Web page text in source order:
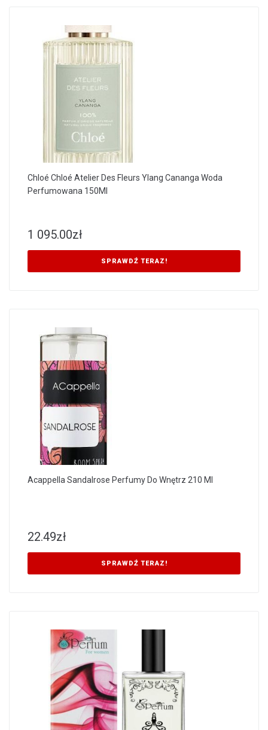
Chloé Chloé Atelier Des Fleurs Ylang Cananga Woda
Perfumowana 150Ml
1 095.00zł
SPRAWDŹ TERAZ!
Acappella Sandalrose Perfumy Do Wnętrz 210 Ml
22.49zł
SPRAWDŹ TERAZ!